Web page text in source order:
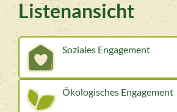
Listenansicht
Soziales Engagement
Ökologisches Engagement